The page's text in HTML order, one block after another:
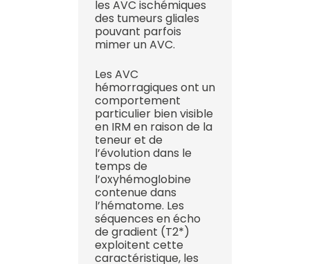
les AVC ischémiques
des tumeurs gliales
pouvant parfois
mimer un AVC.
Les AVC
hémorragiques ont un
comportement
particulier bien visible
en IRM en raison de la
teneur et de
l’évolution dans le
temps de
l’oxyhémoglobine
contenue dans
l’hématome. Les
séquences en écho
de gradient (T2*)
exploitent cette
caractéristique, les